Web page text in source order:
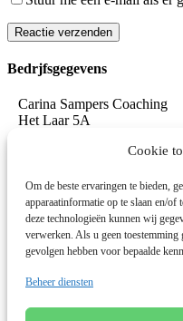
Cookie
Om de beste ervaringen te bieden,
apparaatinformatie op te slaan en/of
deze technologieën kunnen wij
verwerken. Als u geen
gevolgen hebben voor bepaalde
Beheer diensten
Reactie verzenden
Alternative:
Bedrjfsgegevens
Carina Sampers Coaching
Het Laar 5A
www.carinasampers.nl
BTW-id: NL001833928B47
KvK: 72690895
Algemene voorwaarden
Privacybeleid OEEC